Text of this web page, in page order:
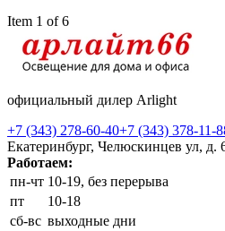
Item 1 of 6
официальный дилер Arlight
+7 (343) 278-60-40+7 (343) 378-11-
Екатеринбург, Челюскинцев ул, д.
Работаем:
пн-чт 10-19, без перерыва
пт
10-18
сб-вс выходные дни